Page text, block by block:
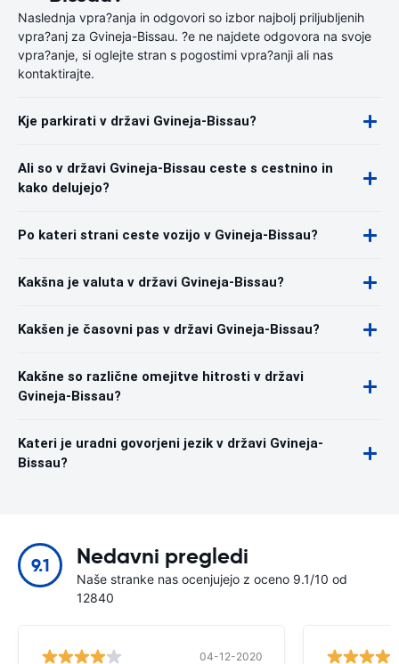
Naslednja vpra?anja in odgovori so izbor najbolj priljubljenih
vpra?anj za Gvineja-Bissau. ?e ne najdete odgovora na svoje
vpra?anje, si oglejte stran s pogostimi vpra?anji ali nas
kontaktirajte.
Kje parkirati v državi Gvineja-Bissau?
Ali so v državi Gvineja-Bissau ceste s cestnino in
kako delujejo?
Po kateri strani ceste vozijo v Gvineja-Bissau?
Kakšna je valuta v državi Gvineja-Bissau?
Kakšen je časovni pas v državi Gvineja-Bissau?
Kakšne so različne omejitve hitrosti v državi
Gvineja-Bissau?
Kateri je uradni govorjeni jezik v državi Gvineja-
Bissau?
9.1 Nedavni pregledi
Naše stranke nas ocenjujejo z oceno 9.1/10 od
12840
04-12-2020